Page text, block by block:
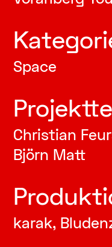
Space
Christian
Björn Matt
karak,